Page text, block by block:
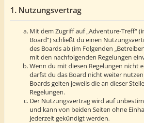
1. Nutzungsvertrag
Mit dem Zugriff auf „Adventure-Treff“
Board“) schließt du einen
des Boards ab (im Folgenden
mit den nachfolgenden Regelungen
Wenn du mit diesen Regelungen nicht
darfst du das Board nicht weiter
Boards gelten jeweils die an dieser
Regelungen.
Der Nutzungsvertrag wird auf
und kann von beiden Seiten ohne
jederzeit gekündigt werden.